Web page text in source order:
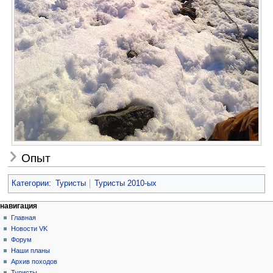
Опыт
Категории: Туристы Туристы 2010-ых
Н
а
в
и
действия на странице
статья
обсуждение
читать
просмотр
кода
история
персональные инструменты
создать
учётную
запись
войти
навигация
Главная
Новости VK
Форум
Наши планы
Архив походов